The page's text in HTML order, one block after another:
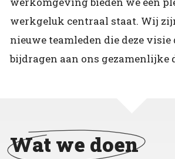
werkgeluk centraal staat. Wij
nieuwe teamleden die deze
bijdragen aan ons gezamenlijke
Wat we doen